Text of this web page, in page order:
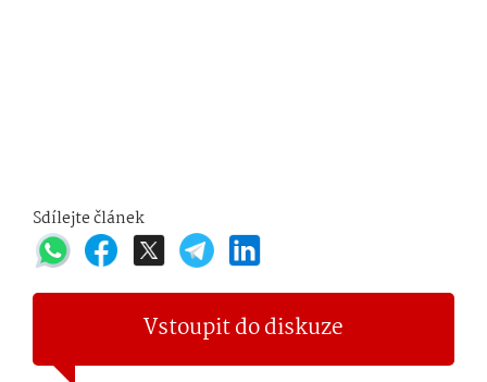
Sdílejte článek
Vstoupit do diskuze